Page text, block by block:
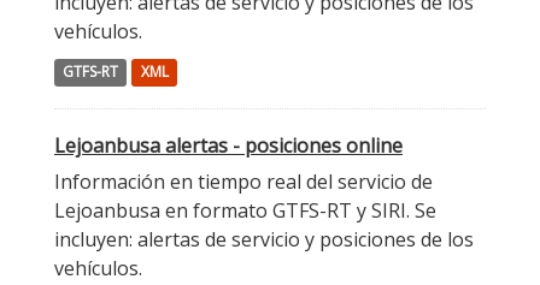
vehículos.
GTFS-RT XML
Lejoanbusa alertas - posiciones online
Información en tiempo real del servicio de
Lejoanbusa en formato GTFS-RT y SIRI. Se
incluyen: alertas de servicio y posiciones de los
vehículos.